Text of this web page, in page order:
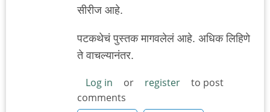
सीरीज आहे.
पटकथेचं पुस्तक मागवलेलं आहे. अधिक लिहिणे
ते वाचल्यानंतर.
Log in or register
to post
comments